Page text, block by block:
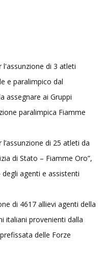
di 3 atleti
e paralimpico dal
assegnare ai Gruppi
paralimpica Fiamme
di 25 atleti da
di Stato – Fiamme Oro”,
agenti e assistenti
di 4617 allievi agenti della
italiani provenienti dalla
delle Forze